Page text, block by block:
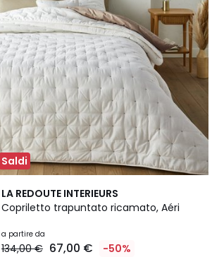
Saldi
LA REDOUTE INTERIEURS
Copriletto trapuntato ricamato, Aéri
a partire da
134,00 € 67,00 € -50%
4
/
4
Colori